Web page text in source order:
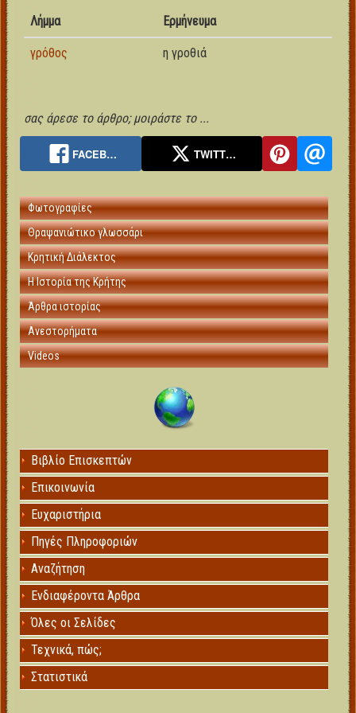
Λήμμα Ερμήνευμα
γρόθος η γροθιά
σας άρεσε το άρθρο; μοιράστε το ...
FACEB… TWITT…
Φωτογραφίες
Θραψανιώτικο γλωσσάρι
Κρητική Διάλεκτος
Η Ιστορία της Κρήτης
Άρθρα ιστορίας
Ανεστορήματα
Videos
Βιβλίο Επισκεπτών
Επικοινωνία
Ευχαριστήρια
Πηγές Πληροφοριών
Αναζήτηση
Ενδιαφέροντα Άρθρα
Όλες οι Σελίδες
Τεχνικά, πώς;
Στατιστικά